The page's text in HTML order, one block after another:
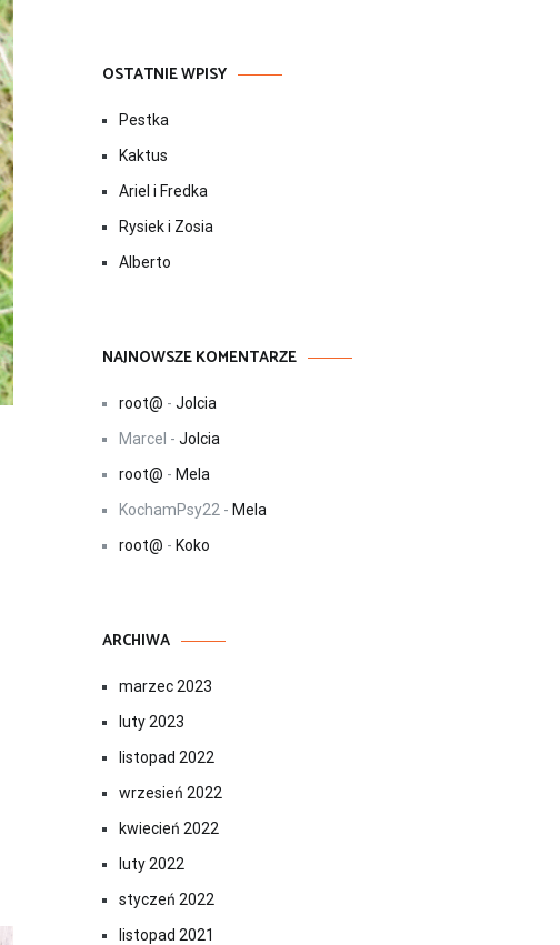
OSTATNIE WPISY
Pestka
Kaktus
Ariel i Fredka
Rysiek i Zosia
Alberto
NAJNOWSZE KOMENTARZE
root@ - Jolcia
Marcel - Jolcia
root@ - Mela
KochamPsy22 - Mela
root@ - Koko
ARCHIWA
marzec 2023
luty 2023
listopad 2022
wrzesień 2022
kwiecień 2022
luty 2022
styczeń 2022
listopad 2021